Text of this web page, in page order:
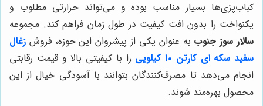
کباب‌پزی‌ها بسیار مناسب بوده و می‌تواند حرارتی مطلوب و
یکنواخت را بدون افت کیفیت در طول زمان فراهم کند. مجموعه
سالار سوز جنوب به عنوان یکی از پیشروان این حوزه، فروش زغال
سفید سکه ای کارتن ۱۰ کیلویی
را با کیفیتی بالا و قیمت رقابتی
انجام می‌دهد تا مصرف‌کنندگان بتوانند با آسودگی خیال از این
محصول بهره‌مند شوند.